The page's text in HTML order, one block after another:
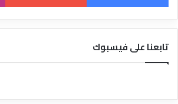
تابعنا على فيسبوك